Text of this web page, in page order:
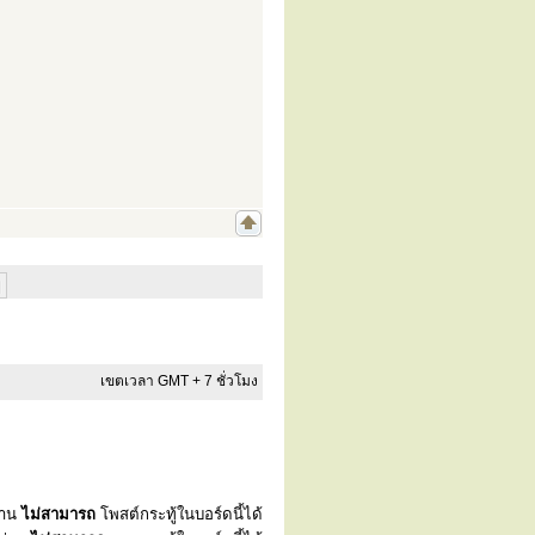
เขตเวลา GMT + 7 ชั่วโมง
นไม่สามารถ โพสต์กระทู้ในบอร์ดนี้ได้